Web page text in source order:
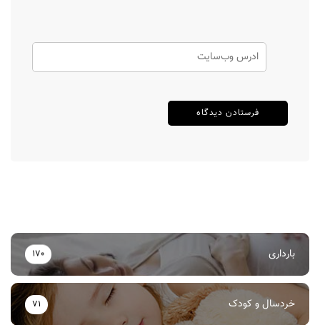
بارداری 170
خردسال و کودک 71